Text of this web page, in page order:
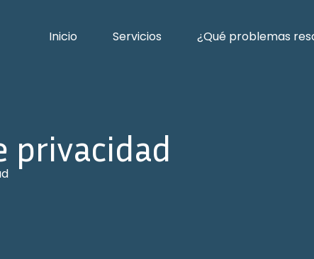
Inicio Servicios ¿Qué problemas
privacidad